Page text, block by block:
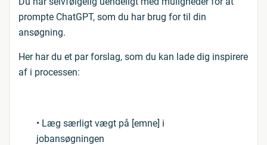
prompte ChatGPT, som du har brug for til din
ansøgning.
Her har du et par forslag, som du kan lade dig inspirere
af i processen:
• Læg særligt vægt på [emne] i
jobansøgningen